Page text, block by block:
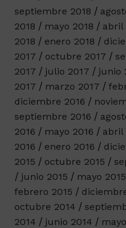
septiembre 2018
2018
mayo 2018 abril
2018
enero 2018
2017
octubre 2017
2017
julio 2017 junio
2017
marzo 2017
diciembre 2016
septiembre 2016
2016
mayo 2016 abril
2016
enero 2016
2015
octubre 2015
junio 2015
mayo 2015
febrero 2015
octubre 2014
2014
junio 2014